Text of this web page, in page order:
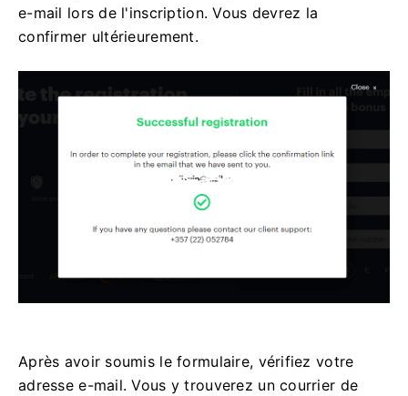
e-mail lors de l'inscription. Vous devrez la
confirmer ultérieurement.
Après avoir soumis le formulaire, vérifiez votre
adresse e-mail. Vous y trouverez un courrier de